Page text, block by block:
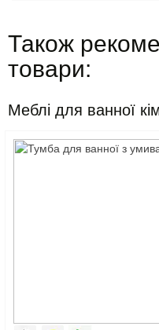
Також
товари:
Меблі для ванної